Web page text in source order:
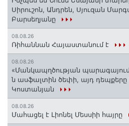
Սիրուշոն, Անդրեն, Սյուզան
Բարսեղյանը
08.08.26
Ռիհաննան Հայաստանում է
08.08.26
«Մանկապղծության
ն ասֆալտին ծեփի, այդ դեպքերը
Կոստանյան
08.08.26
Մահացել է Լիոնել Մեսսիի հայրը